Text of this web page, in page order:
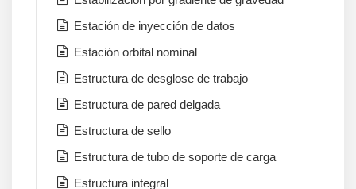
Estación de inyección de datos
Estación orbital nominal
Estructura de desglose de trabajo
Estructura de pared delgada
Estructura de sello
Estructura de tubo de soporte de carga
Estructura integral